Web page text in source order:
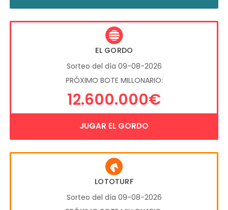
EL GORDO
Sorteo del día 09-08-2026
PRÓXIMO BOTE MILLONARIO:
12.600.000€
JUGAR EL GORDO
LOTOTURF
Sorteo del día 09-08-2026